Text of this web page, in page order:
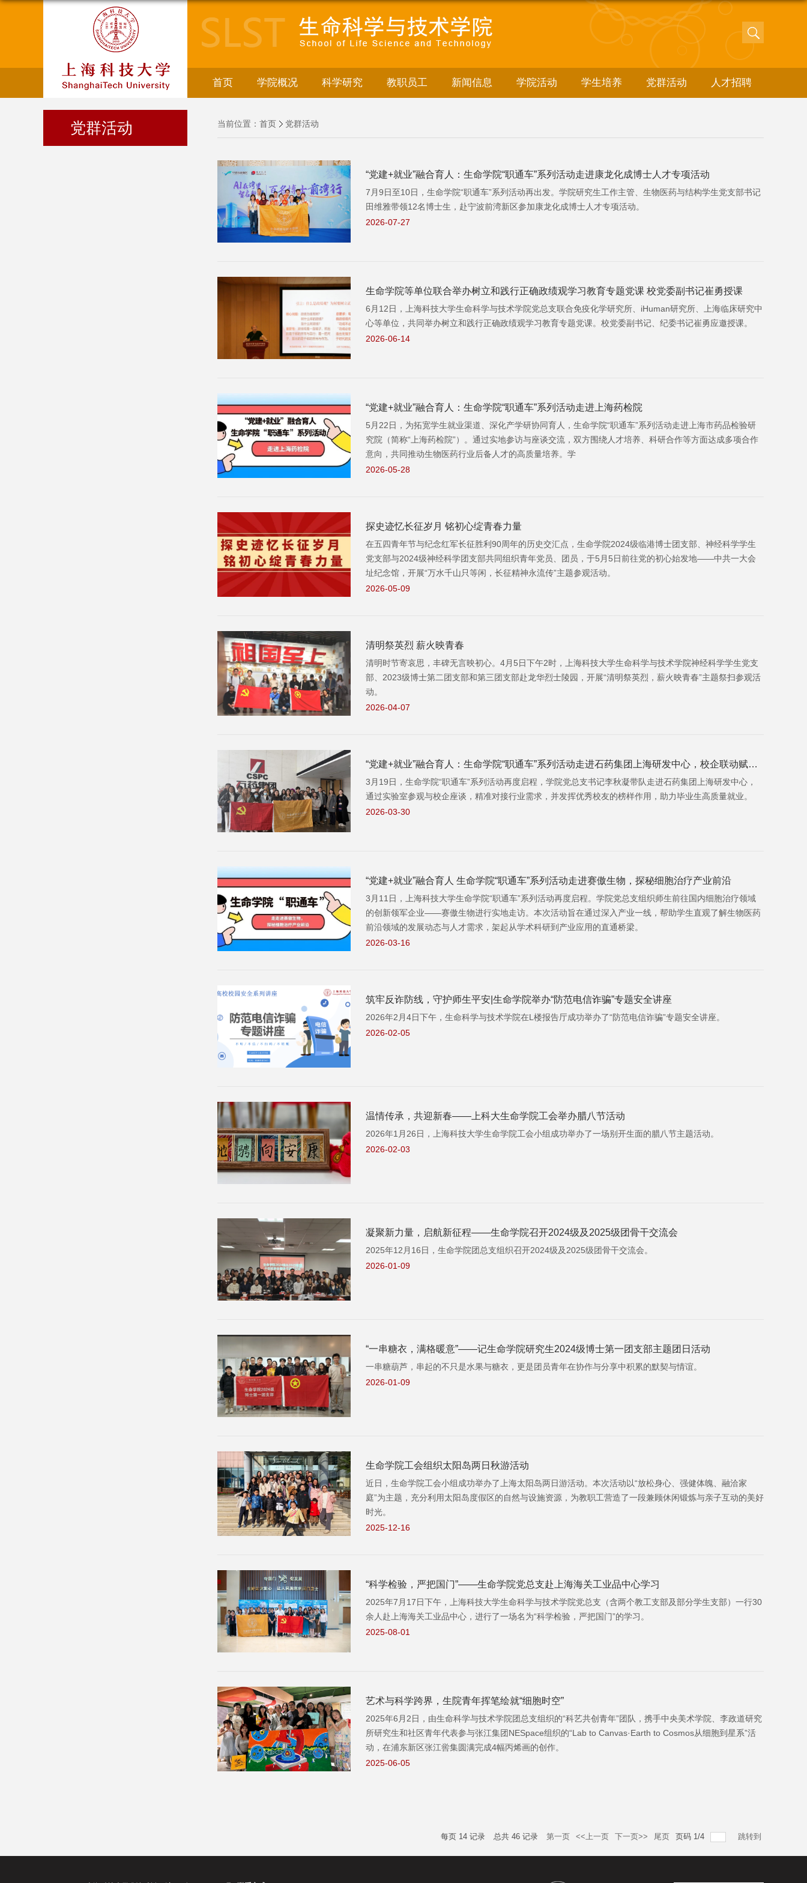
首页 学院概况 科学研究 教职员工 新闻信息 学院活动 学生培养 党群活动 人才招聘
党群活动 当前位置： 首页 党群活动
“党建+就业”融合育人：生命学院“职通车”系列活动走进康龙化成博士人才专项活动
7月9日至10日，生命学院“职通车”系列活动再出发。学院研究生工作主管、生物医药与结构学生党支部书记
田维雅带领12名博士生，赴宁波前湾新区参加康龙化成博士人才专项活动。
2026-07-27
生命学院等单位联合举办树立和践行正确政绩观学习教育专题党课 校党委副书记崔勇授课
6月12日，上海科技大学生命科学与技术学院党总支联合免疫化学研究所、iHuman研究所、上海临床研究中
心等单位，共同举办树立和践行正确政绩观学习教育专题党课。校党委副书记、纪委书记崔勇应邀授课。
2026-06-14
“党建+就业”融合育人：生命学院“职通车”系列活动走进上海药检院
5月22日，为拓宽学生就业渠道、深化产学研协同育人，生命学院“职通车”系列活动走进上海市药品检验研
究院（简称“上海药检院”）。通过实地参访与座谈交流，双方围绕人才培养、科研合作等方面达成多项合作
意向，共同推动生物医药行业后备人才的高质量培养。学
2026-05-28
探史迹忆长征岁月 铭初心绽青春力量
在五四青年节与纪念红军长征胜利90周年的历史交汇点，生命学院2024级临港博士团支部、神经科学学生
党支部与2024级神经科学团支部共同组织青年党员、团员，于5月5日前往党的初心始发地——中共一大会
址纪念馆，开展“万水千山只等闲，长征精神永流传”主题参观活动。
2026-05-09
清明祭英烈 薪火映青春
清明时节寄哀思，丰碑无言映初心。4月5日下午2时，上海科技大学生命科学与技术学院神经科学学生党支
部、2023级博士第二团支部和第三团支部赴龙华烈士陵园，开展“清明祭英烈，薪火映青春”主题祭扫参观活
动。
2026-04-07
“党建+就业”融合育人：生命学院“职通车”系列活动走进石药集团上海研发中心，校企联动赋能
人才培养
3月19日，生命学院“职通车”系列活动再度启程，学院党总支书记李秋凝带队走进石药集团上海研发中心，
通过实验室参观与校企座谈，精准对接行业需求，并发挥优秀校友的榜样作用，助力毕业生高质量就业。
2026-03-30
“党建+就业”融合育人 生命学院“职通车”系列活动走进赛傲生物，探秘细胞治疗产业前沿
3月11日，上海科技大学生命学院“职通车”系列活动再度启程。学院党总支组织师生前往国内细胞治疗领域
的创新领军企业——赛傲生物进行实地走访。本次活动旨在通过深入产业一线，帮助学生直观了解生物医药
前沿领域的发展动态与人才需求，架起从学术科研到产业应用的直通桥梁。
2026-03-16
筑牢反诈防线，守护师生平安|生命学院举办“防范电信诈骗”专题安全讲座
2026年2月4日下午，生命科学与技术学院在L楼报告厅成功举办了“防范电信诈骗”专题安全讲座。
2026-02-05
温情传承，共迎新春——上科大生命学院工会举办腊八节活动
2026年1月26日，上海科技大学生命学院工会小组成功举办了一场别开生面的腊八节主题活动。
2026-02-03
凝聚新力量，启航新征程——生命学院召开2024级及2025级团骨干交流会
2025年12月16日，生命学院团总支组织召开2024级及2025级团骨干交流会。
2026-01-09
“一串糖衣，满格暖意”——记生命学院研究生2024级博士第一团支部主题团日活动
一串糖葫芦，串起的不只是水果与糖衣，更是团员青年在协作与分享中积累的默契与情谊。
2026-01-09
生命学院工会组织太阳岛两日秋游活动
近日，生命学院工会小组成功举办了上海太阳岛两日游活动。本次活动以“放松身心、强健体魄、融洽家
庭”为主题，充分利用太阳岛度假区的自然与设施资源，为教职工营造了一段兼顾休闲锻炼与亲子互动的美好
时光。
2025-12-16
“科学检验，严把国门”——生命学院党总支赴上海海关工业品中心学习
2025年7月17日下午，上海科技大学生命科学与技术学院党总支（含两个教工支部及部分学生支部）一行30
余人赴上海海关工业品中心，进行了一场名为“科学检验，严把国门”的学习。
2025-08-01
艺术与科学跨界，生院青年挥笔绘就“细胞时空”
2025年6月2日，由生命科学与技术学院团总支组织的“科艺共创青年”团队，携手中央美术学院、李政道研究
所研究生和社区青年代表参与张江集团NESpace组织的“Lab to Canvas·Earth to Cosmos从细胞到星系”活
动，在浦东新区张江喾集圆满完成4幅丙烯画的创作。
2025-06-05
每页 14 记录 总共 46 记录 第一页 <<上一页 下一页>> 尾页 页码 1/4 跳转到